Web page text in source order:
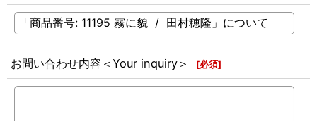
お問い合わせ内容＜Your inquiry＞ [必須]